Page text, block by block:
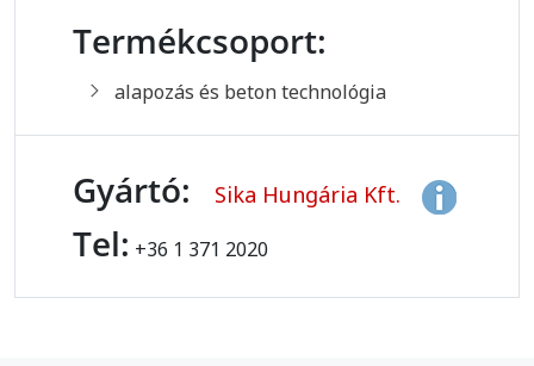
Termékcsoport:
alapozás és beton technológia
Gyártó: Sika Hungária Kft.
Tel: +36 1 371 2020